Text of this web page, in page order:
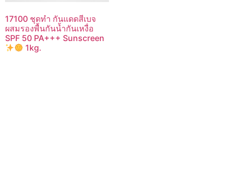
17100 ชุดทำ กันแดดสีเบจ
ผสมรองพื้นกันน้ำกันเหงื่อ
SPF 50 PA+++ Sunscreen
1kg.